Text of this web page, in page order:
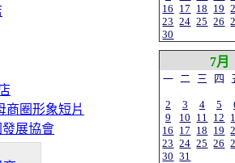
16 17 18 19
23 24 25 26
30
7月
一 二 三 四
2 3 4 5
9
10 11 12
16 17 18 19
23 24 25 26
30 31